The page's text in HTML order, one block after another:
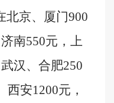
北京、厦门900
南550元，上
汉、合肥250
西安1200元，